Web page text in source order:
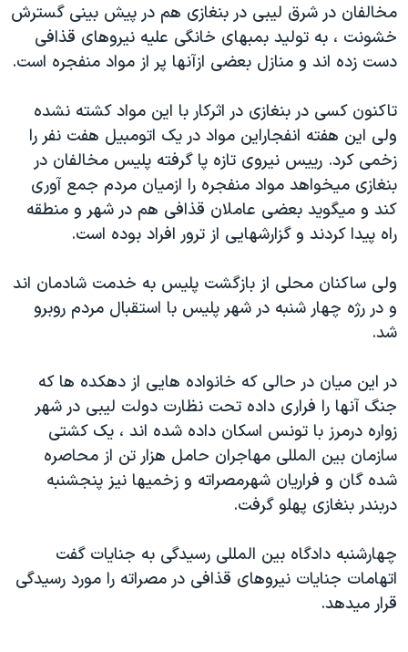
مخالفان در شرق لیبی در بنغازی هم در پیش بینی گسترش
خشونت ، به تولید بمبهای خانگی علیه نیروهای قذافی
دست زده اند و منازل بعضی ازآنها پر از مواد منفجره است.
تاکنون کسی در بنغازی در اثرکار با این مواد کشته نشده
ولی این هفته انفجاراین مواد در یک اتومبیل هفت نفر را
زخمی کرد. رییس نیروی تازه پا گرفته پلیس مخالفان در
بنغازی میخواهد مواد منفجره را ازمیان مردم جمع آوری
کند و میگوید بعضی عاملان قذافی هم در شهر و منطقه
راه پیدا کردند و گزارشهایی از ترور افراد بوده است.
ولی ساکنان محلی از بازگشت پلیس به خدمت شادمان اند
و در رژه چهار شنبه در شهر پلیس با استقبال مردم روبرو
شد.
در این میان در حالی که خانواده هایی از دهکده ها که
جنگ آنها را فراری داده تحت نظارت دولت لیبی در شهر
زواره درمرز با تونس اسکان داده شده اند ، یک کشتی
سازمان بین المللی مهاجران حامل هزار تن از محاصره
شده گان و فراریان شهرمصراته و زخمیها نیز پنجشنبه
دربندر بنغازی پهلو گرفت.
چهارشنبه دادگاه بین المللی رسیدگی به جنایات گفت
اتهامات جنایات نیروهای قذافی در مصراته را مورد رسیدگی
قرار میدهد.